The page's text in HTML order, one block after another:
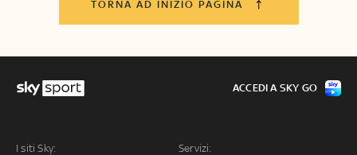
TORNA AD INIZIO PAGINA
I siti Sky: Servizi:
ACCEDI A SKY GO